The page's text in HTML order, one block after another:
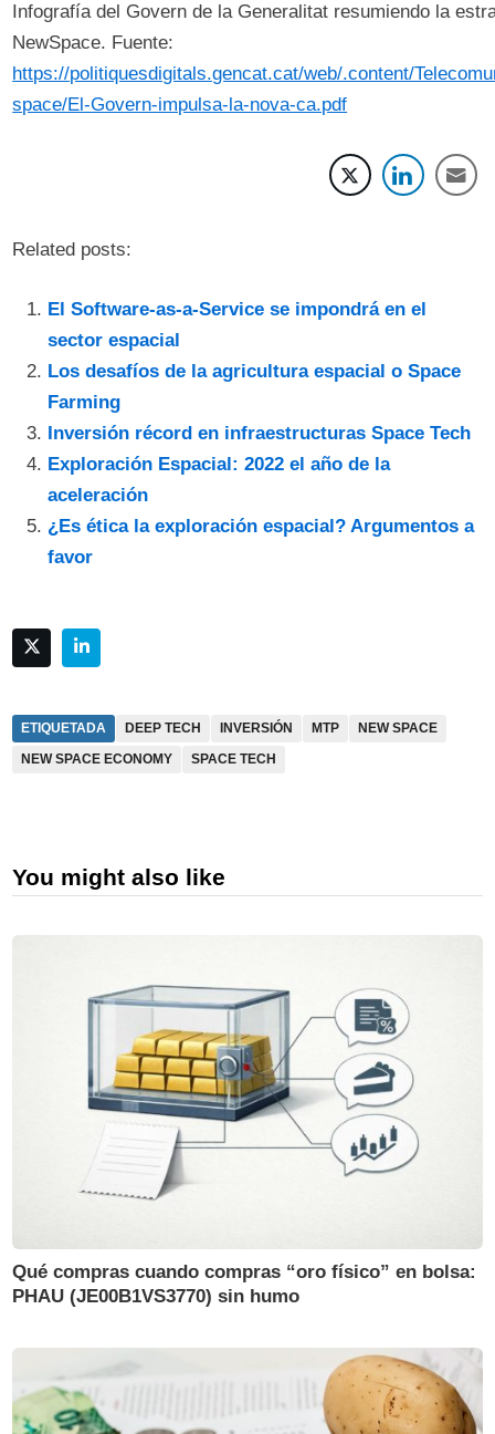
Infografía del Govern de la Generalitat resumiendo la
NewSpace. Fuente:
https://politiquesdigitals.gencat.cat/web/.content/
space/El-Govern-impulsa-la-nova-ca.pdf
Related posts:
El Software-as-a-Service se impondrá en el
sector espacial
Los desafíos de la agricultura espacial o Space
Farming
Inversión récord en infraestructuras Space Tech
Exploración Espacial: 2022 el año de la
aceleración
¿Es ética la exploración espacial? Argumentos a
favor
ETIQUETADA DEEP TECH INVERSIÓN MTP
NEW SPACE
NEW SPACE ECONOMY
SPACE TECH
You might also like
Qué compras cuando compras “oro físico” en bolsa:
PHAU (JE00B1VS3770) sin humo